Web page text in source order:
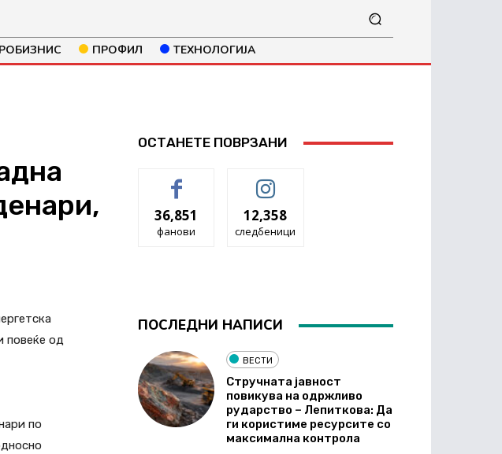
ПРОФИЛ ТЕХНОЛОГИЈА
повеќе од
по
ОСТАНЕТЕ ПОВРЗАНИ
36,851
фанови
12,358
следбеници
ПОСЛЕДНИ НАПИСИ
ВЕСТИ
Стручната јавност
повикува на одржливо
рударство – Лепиткова: Да
ги користиме ресурсите со
максимална контрола